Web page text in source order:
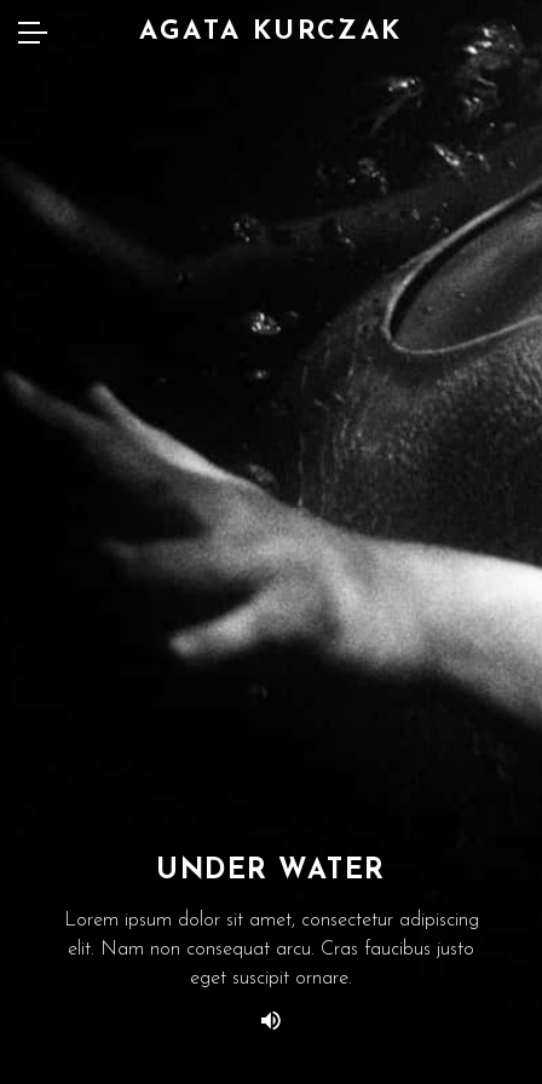
AGATA KURCZAK
UNDER WATER
Lorem ipsum dolor sit amet, consectetur adipiscing
elit. Nam non consequat arcu. Cras faucibus justo
eget suscipit ornare.